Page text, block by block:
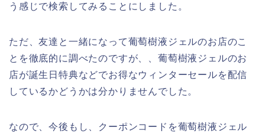
う感じで検索してみることにしました。
ただ、友達と一緒になって葡萄樹液ジェルのお店のこ
とを徹底的に調べたのですが、、葡萄樹液ジェルのお
店が誕生日特典などでお得なウィンターセールを配信
しているかどうかは分かりませんでした。
なので、今後もし、クーポンコードを葡萄樹液ジェル